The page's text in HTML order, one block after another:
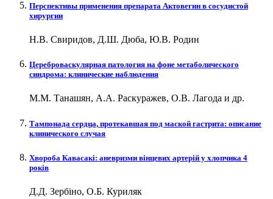
Перспективы применения препарата Актовегин в сосудистой
хирургии
Н.В. Свиридов, Д.Ш. Дюба, Ю.В. Родин
Цереброваскулярная патология на фоне метаболического
синдрома: клинические наблюдения
М.М. Танашян, А.А. Раскуражев, О.В. Лагода и др.
Тампонада сердца, протекавшая под маской гастрита: описание
клинического случая
Хвороба Кавасакі: аневризми вінцевих артерій у хлопчика 4
років
Д.Д. Зербіно, О.Б. Куриляк